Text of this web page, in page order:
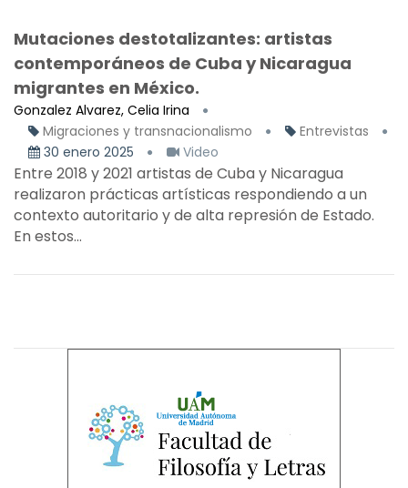
Mutaciones destotalizantes: artistas
contemporáneos de Cuba y Nicaragua
migrantes en México.
Gonzalez Alvarez, Celia Irina
Migraciones y transnacionalismo
Entrevistas
30 enero 2025
Video
Entre 2018 y 2021 artistas de Cuba y Nicaragua
realizaron prácticas artísticas respondiendo a un
contexto autoritario y de alta represión de Estado.
En estos...